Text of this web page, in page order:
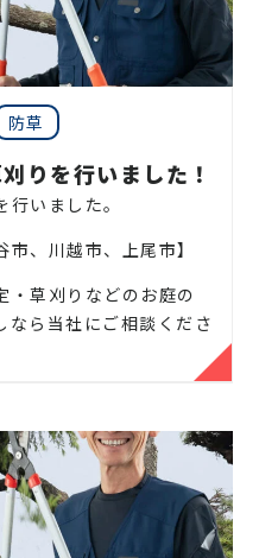
防草
りを行いました！
いました。
市、川越市、上尾市】
・草刈りなどのお庭の
なら当社にご相談くださ
通貫で行っております。
のことなら当社にお気
でご対応させて頂き